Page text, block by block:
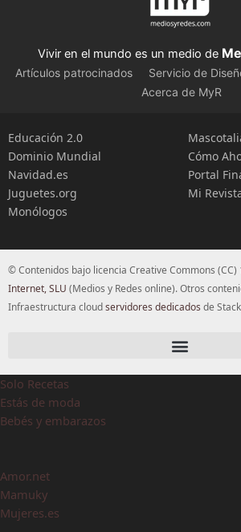
Vivir en el mundo es un medio de
Artículos patrocinados Servicio de
Acerca de MyR
Educación 2.0
Dominio Mundial
Navidad.es
Juguetes.org
Monólogos
Cómo
Portal
Mi
© Contenidos bajo licencia Creative Commons (CC)
Internet, SLU (Medios y Redes online). Otros
Infraestructura cloudservidores dedicados de
Solo Recetas
Estás de moda
Bebés y embarazos
Amor.net
Mamuky
Mujeres.es